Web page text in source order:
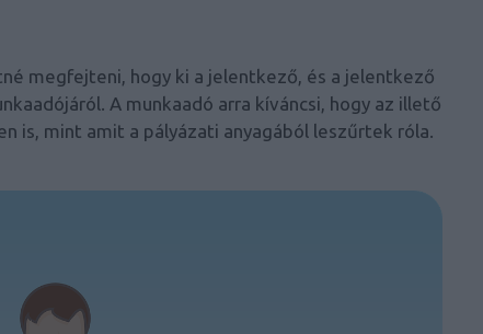
megfejteni, hogy ki a jelentkező, és a jelentkező
A munkaadó arra kíváncsi, hogy az illető
is, mint amit a pályázati anyagából leszűrtek róla.